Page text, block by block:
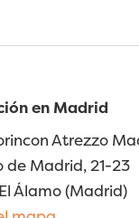
en Madrid
Atrezzo
de Madrid, 21-23
Álamo (Madrid)